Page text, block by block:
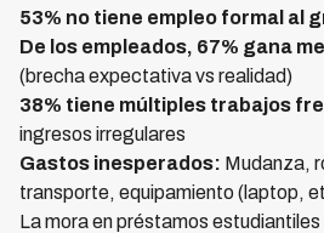
53% no tiene empleo formal al
De los empleados, 67% gana
(brecha expectativa vs realidad)
38% tiene múltiples trabajos
ingresos irregulares
Gastos inesperados: Mudanza,
transporte, equipamiento (laptop,
La mora en préstamos estudiantiles